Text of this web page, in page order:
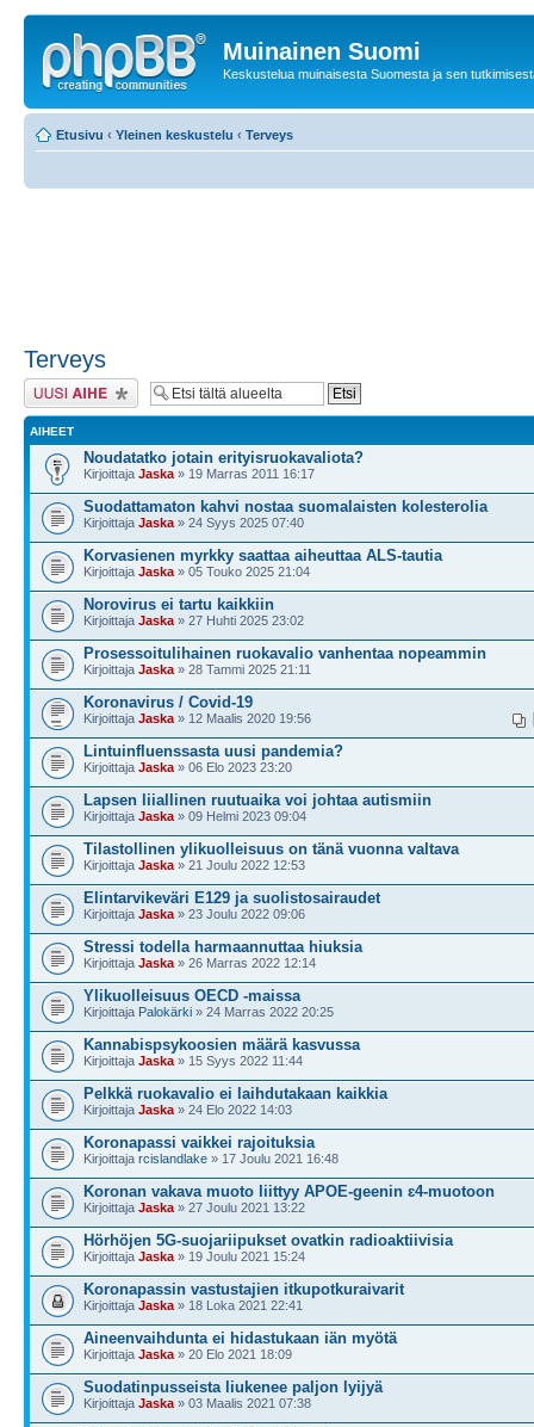
Muinainen Suomi
Keskustelua muinaisesta Suomesta ja sen
Etusivu ‹ Yleinen keskustelu ‹ Terveys
Terveys
Lähetä uusi viesti
AIHEET
Noudatatko jotain erityisruokavaliota?
Kirjoittaja Jaska » 19 Marras 2011 16:17
Suodattamaton kahvi nostaa suomalaisten kolesterolia
Kirjoittaja Jaska » 24 Syys 2025 07:40
Korvasienen myrkky saattaa aiheuttaa ALS-tautia
Kirjoittaja Jaska » 05 Touko 2025 21:04
Norovirus ei tartu kaikkiin
Kirjoittaja Jaska » 27 Huhti 2025 23:02
Prosessoitulihainen ruokavalio vanhentaa nopeammin
Kirjoittaja Jaska » 28 Tammi 2025 21:11
Koronavirus / Covid-19
Kirjoittaja Jaska » 12 Maalis 2020 19:56
Lintuinfluenssasta uusi pandemia?
Kirjoittaja Jaska » 06 Elo 2023 23:20
Lapsen liiallinen ruutuaika voi johtaa autismiin
Kirjoittaja Jaska » 09 Helmi 2023 09:04
Tilastollinen ylikuolleisuus on tänä vuonna valtava
Kirjoittaja Jaska » 21 Joulu 2022 12:53
Elintarvikeväri E129 ja suolistosairaudet
Kirjoittaja Jaska » 23 Joulu 2022 09:06
Stressi todella harmaannuttaa hiuksia
Kirjoittaja Jaska » 26 Marras 2022 12:14
Ylikuolleisuus OECD -maissa
Kirjoittaja Palokärki » 24 Marras 2022 20:25
Kannabispsykoosien määrä kasvussa
Kirjoittaja Jaska » 15 Syys 2022 11:44
Pelkkä ruokavalio ei laihdutakaan kaikkia
Kirjoittaja Jaska » 24 Elo 2022 14:03
Koronapassi vaikkei rajoituksia
Kirjoittaja rcislandlake » 17 Joulu 2021 16:48
Koronan vakava muoto liittyy APOE-geenin ɛ4-muotoon
Kirjoittaja Jaska » 27 Joulu 2021 13:22
Hörhöjen 5G-suojariipukset ovatkin radioaktiivisia
Kirjoittaja Jaska » 19 Joulu 2021 15:24
Koronapassin vastustajien itkupotkuraivarit
Kirjoittaja Jaska » 18 Loka 2021 22:41
Aineenvaihdunta ei hidastukaan iän myötä
Kirjoittaja Jaska » 20 Elo 2021 18:09
Suodatinpusseista liukenee paljon lyijyä
Kirjoittaja Jaska » 03 Maalis 2021 07:38